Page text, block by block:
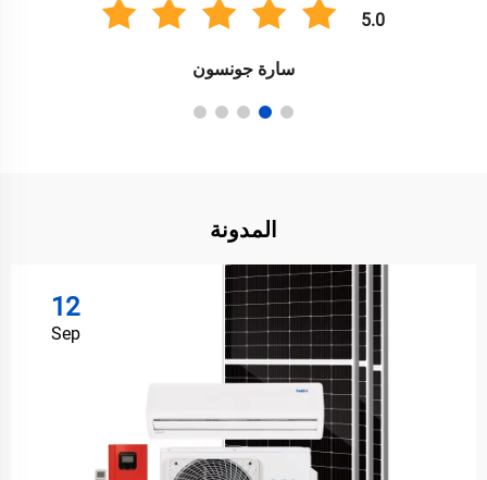
5.0
سارة جونسون
المدونة
12
Sep